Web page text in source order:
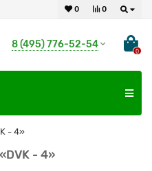
0
0
8 (495) 776-52-54
0
- 4»
- 4»